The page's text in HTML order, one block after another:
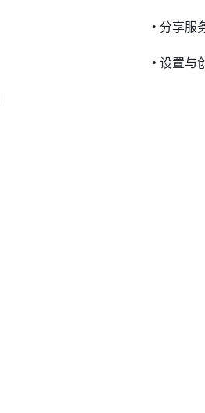
• 分享服
• 设置与